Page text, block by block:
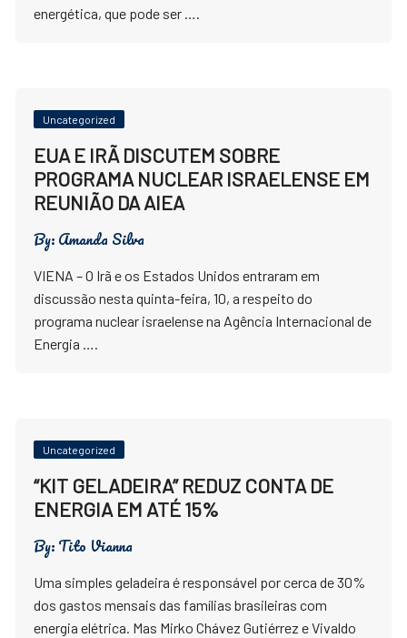
energética, que pode ser ….
Uncategorized
EUA E IRÃ DISCUTEM SOBRE
PROGRAMA NUCLEAR ISRAELENSE EM
REUNIÃO DA AIEA
By:Amanda Silva
VIENA – O Irã e os Estados Unidos entraram em
discussão nesta quinta-feira, 10, a respeito do
programa nuclear israelense na Agência Internacional de
Energia ….
Uncategorized
“KIT GELADEIRA” REDUZ CONTA DE
ENERGIA EM ATÉ 15%
By:Tito Vianna
Uma simples geladeira é responsável por cerca de 30%
dos gastos mensais das famílias brasileiras com
energia elétrica. Mas Mirko Chávez Gutiérrez e Vivaldo